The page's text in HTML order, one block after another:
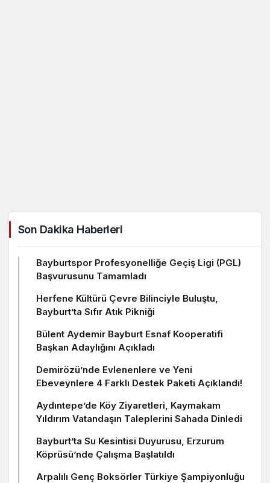
Son Dakika Haberleri
Bayburtspor Profesyonelliğe Geçiş Ligi (PGL)
Başvurusunu Tamamladı
Herfene Kültürü Çevre Bilinciyle Buluştu,
Bayburt’ta Sıfır Atık Pikniği
Bülent Aydemir Bayburt Esnaf Kooperatifi
Başkan Adaylığını Açıkladı
Demirözü’nde Evlenenlere ve Yeni
Ebeveynlere 4 Farklı Destek Paketi Açıklandı!
Aydıntepe’de Köy Ziyaretleri, Kaymakam
Yıldırım Vatandaşın Taleplerini Sahada Dinledi
Bayburt’ta Su Kesintisi Duyurusu, Erzurum
Köprüsü’nde Çalışma Başlatıldı
Arpalılı Genç Boksörler Türkiye Şampiyonluğu